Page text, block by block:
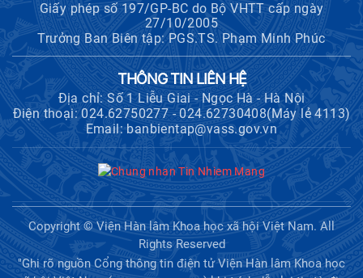
Giấy phép số 197/GP-BC do Bộ VHTT cấp ngày
27/10/2005
Trưởng Ban Biên tập: PGS.TS. Phạm Minh Phúc
THÔNG TIN LIÊN HỆ
Địa chỉ: Số 1 Liễu Giai - Ngọc Hà - Hà Nội
Điện thoại: 024.62750277 - 024.62730408(Máy lẻ 4113)
Email: banbientap@vass.gov.vn
Copyright © Viện Hàn lâm Khoa học xã hội Việt Nam. All
Rights Reserved
"Ghi rõ nguồn Cổng thông tin điện tử Viện Hàn lâm Khoa học